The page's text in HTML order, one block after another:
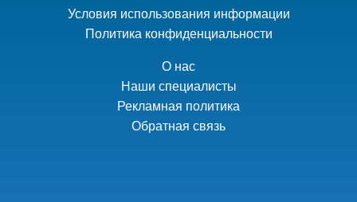
Условия использования информации
Политика конфиденциальности
О нас
Наши специалисты
Рекламная политика
Обратная связь